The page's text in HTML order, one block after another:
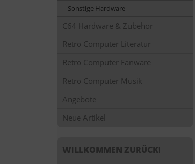
Sonstige Hardware
C64 Hardware & Zubehör
Retro Computer Literatur
Retro Computer Fanware
Retro Computer Musik
Angebote
Neue Artikel
WILLKOMMEN ZURÜCK!